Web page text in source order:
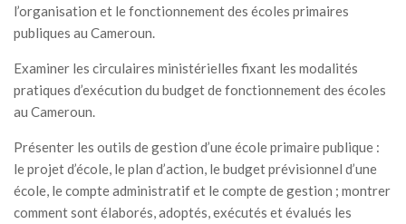
l’organisation et le fonctionnement des écoles primaires
publiques au Cameroun.
Examiner les circulaires ministérielles fixant les modalités
pratiques d’exécution du budget de fonctionnement des écoles
au Cameroun.
Présenter les outils de gestion d’une école primaire publique :
le projet d’école, le plan d’action, le budget prévisionnel d’une
école, le compte administratif et le compte de gestion ; montrer
comment sont élaborés, adoptés, exécutés et évalués les